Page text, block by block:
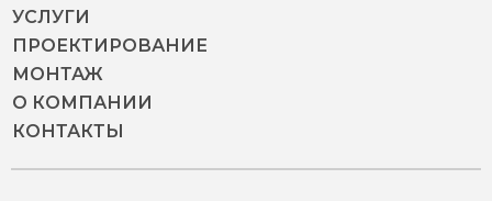
УСЛУГИ
ПРОЕКТИРОВАНИЕ
МОНТАЖ
О КОМПАНИИ
КОНТАКТЫ